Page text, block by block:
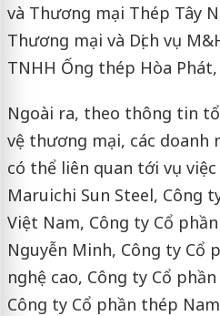
và Thương mại Thép Tây
Thương mại và Dịch vụ
TNHH Ống thép Hòa
Ngoài ra, theo thông tin
vệ thương mại, các doanh
có thể liên quan tới vụ
Maruichi Sun Steel, Công
Việt Nam, Công ty Cổ
Nguyễn Minh, Công ty Cổ
nghệ cao, Công ty Cổ
Công ty Cổ phần thép